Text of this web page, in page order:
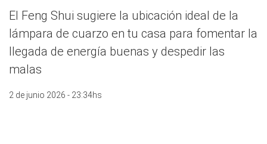
El Feng Shui sugiere la ubicación ideal de la
lámpara de cuarzo en tu casa para fomentar la
llegada de energía buenas y despedir las
malas
2 de junio 2026 - 23:34hs